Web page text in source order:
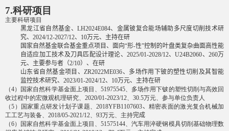
7.科研项目
主要科研项目
黑龙江省自然基金、 LH2024E084、金属铍复合能场辅助多尺度切削技术研
究、 2024/12-2027/12、 10万元、主持在研
国家自然基金联合基金重点项目、面向“形-性”控制的叶盘类复杂曲面高性能
自适应加工技术及刀具匹配设计理论、 2025/01-2028/12、U24B2060、 260万
元、主要参与者（2/10）、在研
山东省自然基金项目、ZR2022ME036、多场作用下铍的塑性切削及其智能
监控技术研究、 2023/01-2024/12、 10万元、主持在研
（4）国家自然科学基金面上项目、 51975545、多场作用下铍的塑性切削与高效回
收过程中的宏微观机理研究、 2020/01-2023/12、 30.5万元、参与单位负责人
（5 ）国家重点研发计划子课题、2018YFB1107603、 精密表面的激光复合机械加
工工艺与装备、 2018/05-2021/12、 93万元、主持完成
（6）国家自然科学基金面上项目、 51575144、汽车用淬硬钢模具切削基础物理数